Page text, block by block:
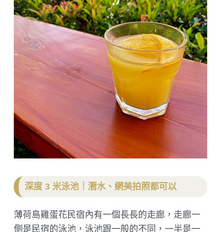
深度 3 米泳池｜潛水、網美拍照都可以
薄荷島雞蛋花民宿內有一個長長的走廊，走廊一
側是民宿的泳池，泳池跟一般的不同，一半是一